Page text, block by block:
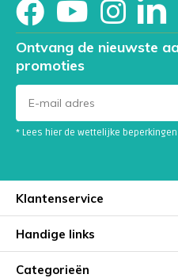
Ontvang de nieuwste
promoties
* Lees hier de wettelijke beperkingen
Klantenservice
Handige links
Categorieën